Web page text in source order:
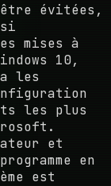
être évitées,
mises à
10,
les
les plus
et
en
est